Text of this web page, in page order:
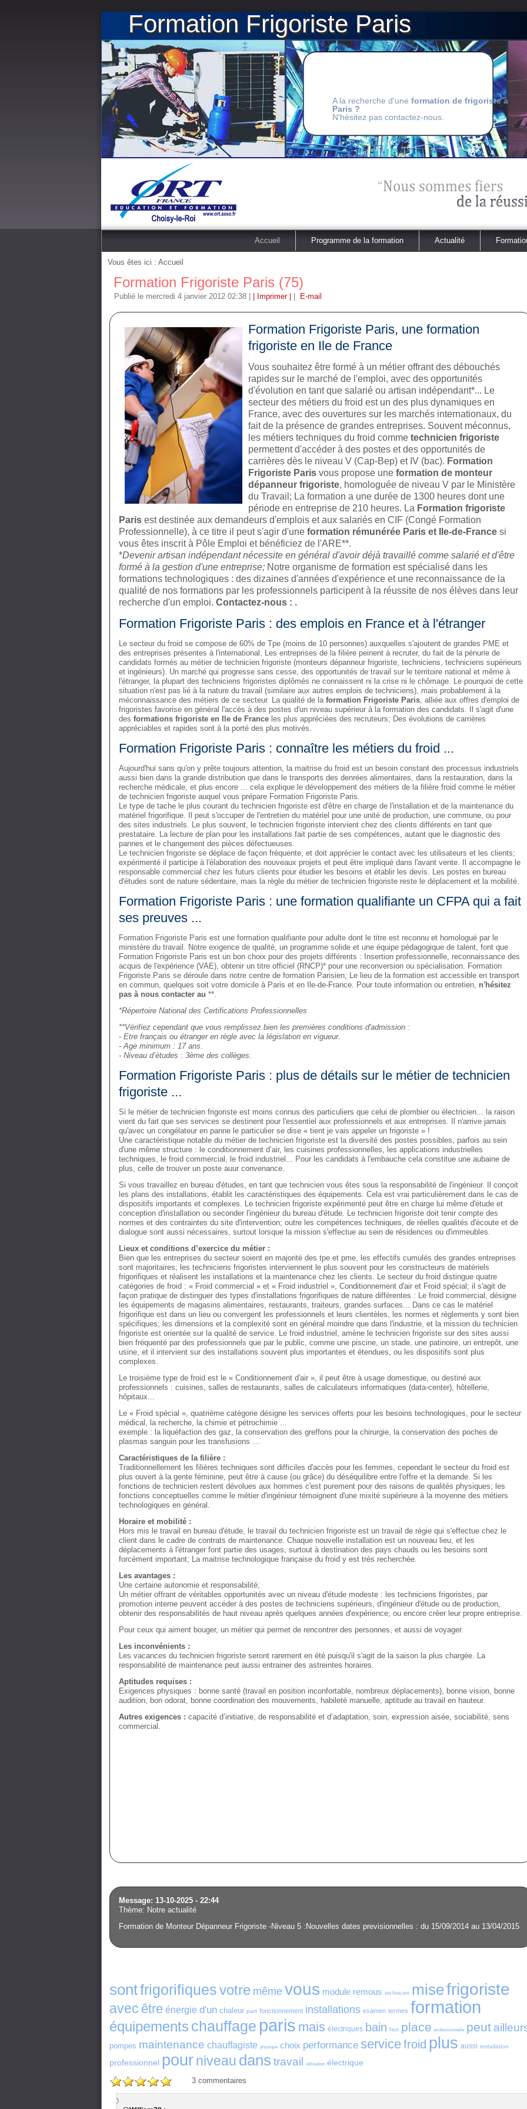
A la recherche d'une formation de frigoriste à
Paris ?
N'hésitez pas contactez-nous.
Formation Frigoriste Paris
Accueil Programme de la formation Actualité
Vous êtes ici : Accueil
Formation Frigoriste Paris (75)
Publié le mercredi 4 janvier 2012 02:38 | Imprimer | E-mail
Formation Frigoriste Paris, une formation
frigoriste en Ile de France
Vous souhaitez être formé à un métier offrant des débouchés
rapides sur le marché de l'emploi, avec des opportunités
d'évolution en tant que salarié ou artisan indépendant*... Le
secteur des métiers du froid est un des plus dynamiques en
France, avec des ouvertures sur les marchés internationaux, du
fait de la présence de grandes entreprises. Souvent méconnus,
les métiers techniques du froid comme technicien frigoriste
permettent d'accéder à des postes et des opportunités de
carrières dès le niveau V (Cap-Bep) et IV (bac). Formation
Frigoriste Paris vous propose une formation de monteur
dépanneur frigoriste, homologuée de niveau V par le Ministère
du Travail; La formation a une durée de 1300 heures dont une
période en entreprise de 210 heures. La Formation frigoriste
Paris est destinée aux demandeurs d'emplois et aux salariés en CIF (Congé Formation
Professionnelle), à ce titre il peut s'agir d'une formation rémunérée Paris et Ile-de-France si
vous êtes inscrit à Pôle Emploi et bénéficiez de l'ARE**.
*Devenir artisan indépendant nécessite en général d'avoir déjà travaillé comme salarié et d'être
formé à la gestion d'une entreprise; Notre organisme de formation est spécialisé dans les
formations technologiques : des dizaines d'années d'expérience et une reconnaissance de la
qualité de nos formations par les professionnels participent à la réussite de nos élèves dans leur
recherche d'un emploi. Contactez-nous : .
Formation Frigoriste Paris : des emplois en France et à l'étranger
Le secteur du froid se compose de 60% de Tpe (moins de 10 personnes) auxquelles s'ajoutent de grandes PME et
des entreprises présentes à l'international. Les entreprises de la filière peinent à recruter, du fait de la pénurie de
candidats formés au métier de technicien frigoriste (monteurs dépanneur frigoriste, techniciens, techniciens supérieurs
et ingénieurs). Un marché qui progresse sans cesse, des opportunités de travail sur le territoire national et même à
l'étranger, la plupart des techniciens frigoristes diplômés ne connaissent ni la crise ni le chômage. Le pourquoi de cette
situation n'est pas lié à la nature du travail (similaire aux autres emplois de techniciens), mais probablement à la
méconnaissance des métiers de ce secteur. La qualité de la formation Frigoriste Paris, alliée aux offres d'emploi de
frigoristes favorise en général l'accès à des postes d'un niveau supérieur à la formation des candidats. Il s'agit d'une
des formations frigoriste en Ile de France les plus appréciées des recruteurs; Des évolutions de carrières
appréciables et rapides sont à la porté des plus motivés.
Formation Frigoriste Paris : connaître les métiers du froid ...
Aujourd'hui sans qu'on y prête toujours attention, la maitrise du froid est un besoin constant des processus industriels
aussi bien dans la grande distribution que dans le transports des denrées alimentaires, dans la restauration, dans la
recherche médicale, et plus encore ... cela explique le développement des métiers de la filière froid comme le métier
de technicien frigoriste auquel vous prépare Formation Frigoriste Paris.
Le type de tache le plus courant du technicien frigoriste est d'être en charge de l'installation et de la maintenance du
matériel frigorifique. Il peut s'occuper de l'entretien du matériel pour une unité de production, une commune, ou pour
des sites industriels. Le plus souvent, le technicien frigoriste intervient chez des clients différents en tant que
prestataire. La lecture de plan pour les installations fait partie de ses compétences, autant que le diagnostic des
pannes et le changement des pièces défectueuses.
Le technicien frigoriste se déplace de façon fréquente, et doit apprécier le contact avec les utilisateurs et les clients;
expérimenté il participe à l'élaboration des nouveaux projets et peut être impliqué dans l'avant vente. Il accompagne le
responsable commercial chez les futurs clients pour étudier les besoins et établir les devis. Les postes en bureau
d'études sont de nature sédentaire, mais la règle du métier de technicien frigoriste reste le déplacement et la mobilité.
Formation Frigoriste Paris : une formation qualifiante un CFPA qui a fait
ses preuves ...
Formation Frigoriste Paris est une formation qualifiante pour adulte dont le titre est reconnu et homologué par le
ministère du travail. Notre exigence de qualité, un programme solide et une équipe pédagogique de talent, font que
Formation Frigoriste Paris est un bon choix pour des projets différents : Insertion professionnelle, reconnaissance des
acquis de l'expérience (VAE), obtenir un titre officiel (RNCP)* pour une reconversion ou spécialisation. Formation
Frigoriste Paris se déroule dans notre centre de formation Parisien; Le lieu de la formation est accessible en transport
en commun, quelques soit votre domicile à Paris et en Ile-de-France. Pour toute information ou entretien, n'hésitez
pas à nous contacter au **.
*Répertoire National des Certifications Professionnelles
**Vérifiez cependant que vous remplissez bien les premières conditions d'admission :
- Etre français ou étranger en règle avec la législation en vigueur.
- Age minimum : 17 ans.
- Niveau d’études : 3ème des collèges.
Formation Frigoriste Paris : plus de détails sur le métier de technicien
frigoriste ...
Si le métier de technicien frigoriste est moins connus des particuliers que celui de plombier ou électricien... la raison
vient du fait que ses services se destinent pour l'essentiel aux professionnels et aux entreprises. Il n'arrive jamais
qu'avec un congélateur en panne le particulier se dise « tient je vais appeler un frigoriste » !
Une caractéristique notable du métier de technicien frigoriste est la diversité des postes possibles, parfois au sein
d'une même structure : le conditionnement d’air, les cuisines professionnelles, les applications industrielles
techniques, le froid commercial, le froid industriel... Pour les candidats à l'embauche cela constitue une aubaine de
plus, celle de trouver un poste auur convenance.
Si vous travaillez en bureau d'études, en tant que technicien vous êtes sous la responsabilité de l'ingénieur. Il conçoit
les plans des installations, établit les caractéristiques des équipements. Cela est vrai particulièrement dans le cas de
dispositifs importants et complexes. Le technicien frigoriste expérimenté peut être en charge lui même d'étude et
conception d'installation ou seconder l'ingénieur du bureau d'étude. Le technicien frigoriste doit tenir compte des
normes et des contraintes du site d'intervention; outre les compétences techniques, de réelles qualités d'écoute et de
dialogue sont aussi nécessaires, surtout lorsque la mission s'effectue au sein de résidences ou d'immeubles.
Lieux et conditions d’exercice du métier :
Bien que les entreprises du secteur soient en majorité des tpe et pme, les effectifs cumulés des grandes entreprises
sont majoritaires; les techniciens frigoristes interviennent le plus souvent pour les constructeurs de matériels
frigorifiques et réalisent les installations et la maintenance chez les clients. Le secteur du froid distingue quatre
catégories de froid : « Froid commercial » et « Froid industriel », Conditionnement d'air et Froid spécial; il s'agit de
façon pratique de distinguer des types d'installations frigorifiques de nature différentes : Le froid commercial, désigne
les équipements de magasins alimentaires, restaurants, traiteurs, grandes surfaces... Dans ce cas le matériel
frigorifique est dans un lieu ou convergent les professionnels et leurs clientèles, les normes et règlements y sont bien
spécifiques; les dimensions et la complexité sont en général moindre que dans l'industrie, et la mission du technicien
frigoriste est orientée sur la qualité de service. Le froid industriel, amène le technicien frigoriste sur des sites aussi
bien fréquenté par des professionnels que par le public, comme une piscine, un stade, une patinoire, un entrepôt, une
usine, et il intervient sur des installations souvent plus importantes et étendues, ou les dispositifs sont plus
complexes.
Le troisième type de froid est le « Conditionnement d'air », il peut être à usage domestique, ou destiné aux
professionnels : cuisines, salles de restaurants, salles de calculateurs informatiques (data-center), hôtellerie,
hôpitaux...
Le « Froid spécial », quatrième catégorie désigne les services offerts pour les besoins technologiques, pour le secteur
médical, la recherche, la chimie et pétrochimie ...
exemple : la liquéfaction des gaz, la conservation des greffons pour la chirurgie, la conservation des poches de
plasmas sanguin pour les transfusions …
Caractéristiques de la filière :
Traditionnellement les filières techniques sont difficiles d'accès pour les femmes, cependant le secteur du froid est
plus ouvert à la gente féminine, peut être à cause (ou grâce) du déséquilibre entre l'offre et la demande. Si les
fonctions de technicien restent dévolues aux hommes c'est purement pour des raisons de qualités physiques; les
fonctions conceptuelles comme le métier d'ingénieur témoignent d'une mixité supérieure à la moyenne des métiers
technologiques en général.
Horaire et mobilité :
Hors mis le travail en bureau d'étude, le travail du technicien frigoriste est un travail de régie qui s'effectue chez le
client dans le cadre de contrats de maintenance. Chaque nouvelle installation est un nouveau lieu, et les
déplacements à l'étranger font partie des usages, surtout à destination des pays chauds ou les besoins sont
forcément important; La maitrise technologique française du froid y est très recherchée.
Les avantages :
Une certaine autonomie et responsabilité;
Un métier offrant de véritables opportunités avec un niveau d'étude modeste : les techniciens frigoristes, par
promotion interne peuvent accéder à des postes de techniciens supérieurs, d'ingénieur d'étude ou de production,
obtenir des responsabilités de haut niveau après quelques années d'expérience; ou encore créer leur propre entreprise.
Pour ceux qui aiment bouger, un métier qui permet de rencontrer des personnes, et aussi de voyager.
Les inconvénients :
Les vacances du technicien frigoriste seront rarement en été puisqu'il s'agit de la saison la plus chargée. La
responsabilité de maintenance peut aussi entrainer des astreintes horaires.
Aptitudes requises :
Exigences physiques : bonne santé (travail en position inconfortable, nombreux déplacements), bonne vision, bonne
audition, bon odorat, bonne coordination des mouvements, habileté manuelle, aptitude au travail en hauteur.
Autres exigences : capacité d’initiative, de responsabilité et d’adaptation, soin, expression aisée, sociabilité, sens
commercial.
Message: 13-10-2025 - 22:44
Thème: Notre actualité
Formation de Monteur Dépanneur Frigoriste -Niveau 5 :Nouvelles dates previsionnelles : du 15/09/2014 au 13/04/2015
sontfrigorifiquesvotre même vous module remous technicien misefrigoriste
avec être énergie d'un chaleur part fonctionnement installations examen termes formation
équipements chauffage paris mais électriques bain faut place professionnelle peut
pompes maintenance chauffagiste physique choix performance servicefroid plus aussi installation
professionnel pourniveau dans travail utilisation électrique
3 commentaires